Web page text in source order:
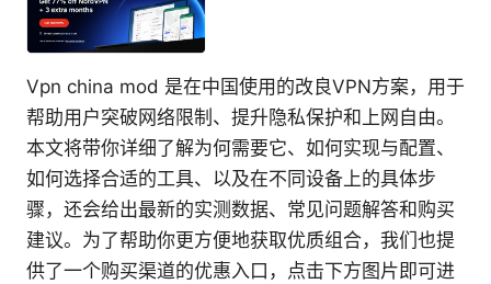
Vpn china mod 是在中国使用的改良VPN方案，用于
帮助用户突破网络限制、提升隐私保护和上网自由。
本文将带你详细了解为何需要它、如何实现与配置、
如何选择合适的工具、以及在不同设备上的具体步
骤，还会给出最新的实测数据、常见问题解答和购买
建议。为了帮助你更方便地获取优质组合，我们也提
供了一个购买渠道的优惠入口，点击下方图片即可进